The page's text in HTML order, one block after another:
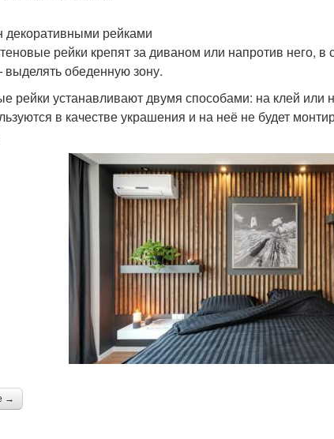
декоративными рейками
рейки крепят за диваном или напротив него,
обеденную зону.
рейки устанавливают двумя способами: на клей или
в качестве украшения и на неё не будет
→